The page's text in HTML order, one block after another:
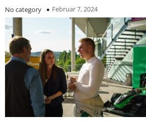
No category Februar 7, 2024